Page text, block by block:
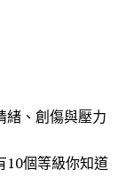
緒、創傷與壓力
10個等級你知道